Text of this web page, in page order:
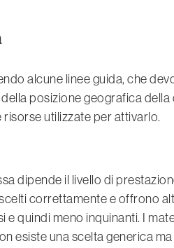
alcune linee guida, che
posizione geografica
utilizzate per attivarlo.
dipende il livello di
correttamente e offrono
quindi meno inquinanti. I
esiste una scelta generica